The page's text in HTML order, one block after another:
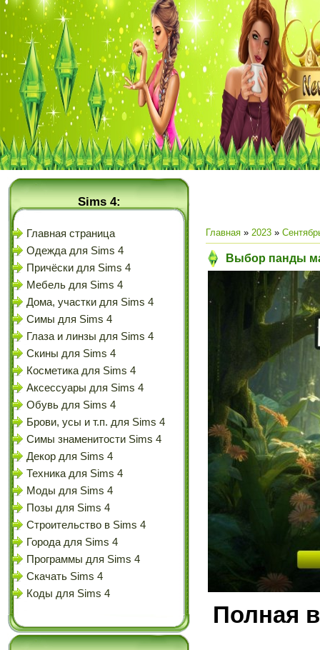
Sims 4:
Главная страница
Одежда для Sims 4
Причёски для Sims 4
Мебель для Sims 4
Дома, участки для Sims 4
Симы для Sims 4
Глаза и линзы для Sims 4
Скины для Sims 4
Косметика для Sims 4
Аксессуары для Sims 4
Обувь для Sims 4
Брови, усы и т.п. для Sims 4
Симы знаменитости Sims 4
Декор для Sims 4
Техника для Sims 4
Моды для Sims 4
Позы для Sims 4
Строительство в Sims 4
Города для Sims 4
Программы для Sims 4
Скачать Sims 4
Коды для Sims 4
Главная » 2023 »
Выбор панды
Полная